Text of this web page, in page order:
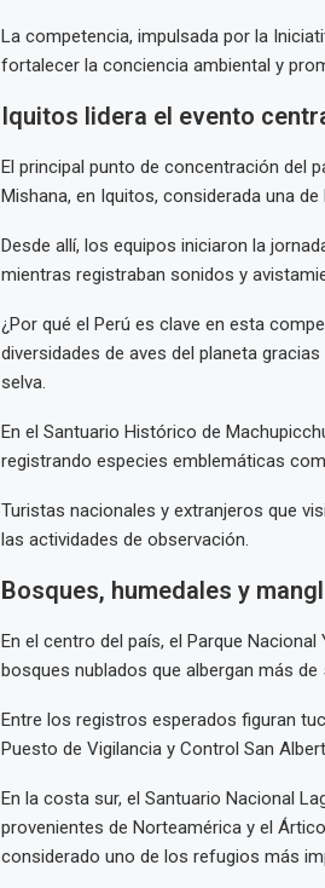
La competencia, impulsada por la
fortalecer la conciencia ambiental y
Iquitos lidera el evento
El principal punto de concentración del
Mishana, en Iquitos, considerada una
Desde allí, los equipos iniciaron la
mientras registraban sonidos y
¿Por qué el Perú es clave en esta
diversidades de aves del planeta
selva.
En el Santuario Histórico de
registrando especies emblemáticas
Turistas nacionales y extranjeros que
las actividades de observación.
Bosques, humedales y
En el centro del país, el Parque
bosques nublados que albergan más de
Entre los registros esperados figuran
Puesto de Vigilancia y Control San
En la costa sur, el Santuario Nacional
provenientes de Norteamérica y el
considerado uno de los refugios más